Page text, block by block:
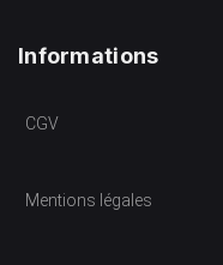
Informations
CGV
Mentions légales